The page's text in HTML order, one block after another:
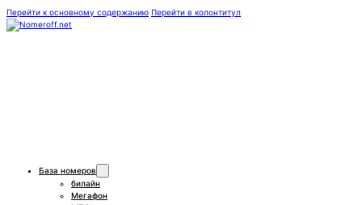
Перейти к основному содержанию Перейти в колонтитул
База номеров
билайн
Мегафон